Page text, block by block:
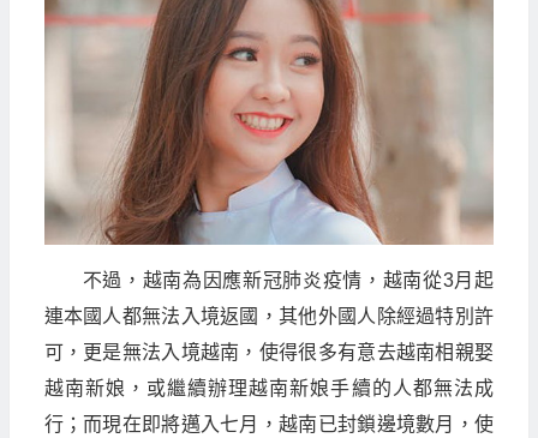
不過，越南為因應新冠肺炎疫情，越南從3月起
連本國人都無法入境返國，其他外國人除經過特別許
可，更是無法入境越南，使得很多有意去越南相親娶
越南新娘，或繼續辦理越南新娘手續的人都無法成
行；而現在即將邁入七月，越南已封鎖邊境數月，使